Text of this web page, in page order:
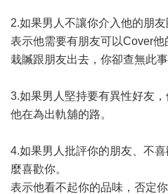
2.如果男人不讓你介入他的朋
表示他需要有朋友可以Cover
栽贓跟朋友出去，你卻查無此事
3.如果男人堅持要有異性好友
他在為出軌舖的路。
4.如果男人批評你的朋友、不
麼喜歡你。
表示他看不起你的品味，否定